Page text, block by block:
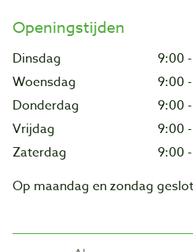
Openingstijden
Dinsdag
9:00
Woensdag
9:00
Donderdag
9:00
Vrijdag
9:00
Zaterdag
9:00
Op maandag en zondag